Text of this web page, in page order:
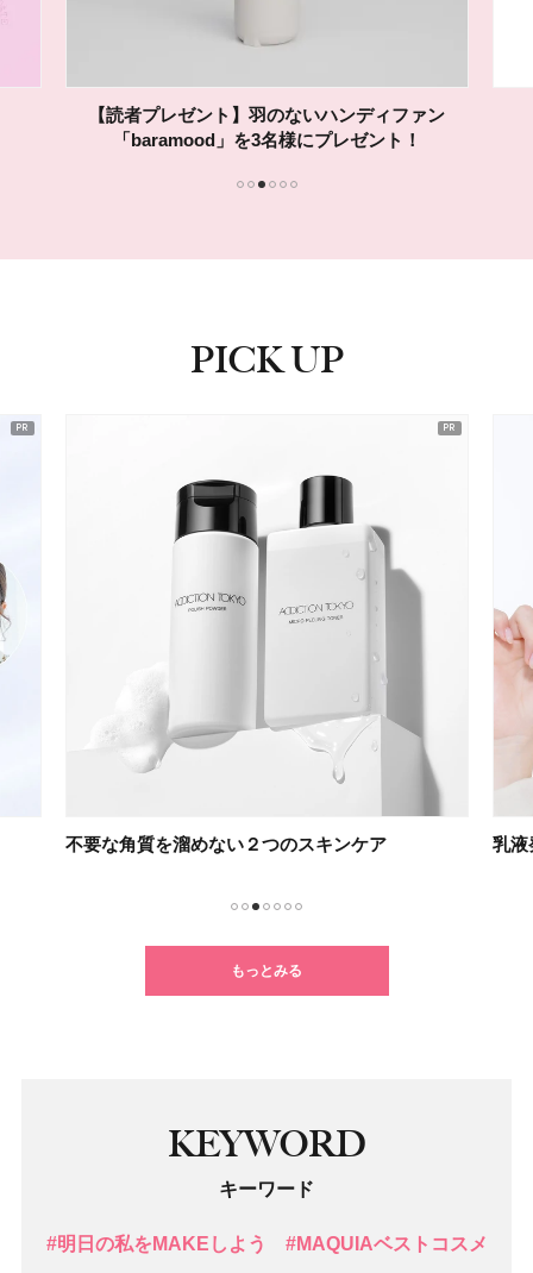
【読者プレゼント】羽のないハンディファン
「baramood」を3名様にプレゼント！
PICK UP
不要な角質を溜めない２つのスキンケア 乳液
もっとみる
KEYWORD
キーワード
#明日の私をMAKEしよう #MAQUIAベストコスメ